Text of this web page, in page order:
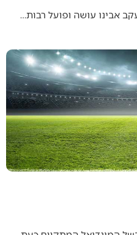
אבינו עושה ופועל רבות…